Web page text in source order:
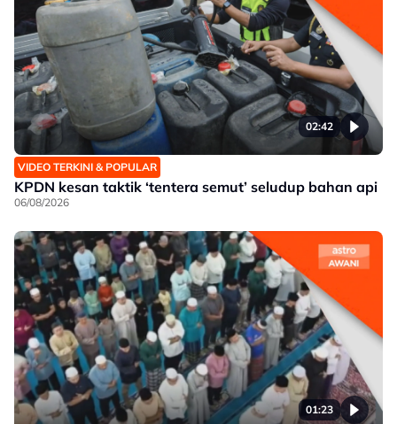
02:42
VIDEO TERKINI & POPULAR
KPDN kesan taktik ‘tentera semut’ seludup bahan api
06/08/2026
01:23